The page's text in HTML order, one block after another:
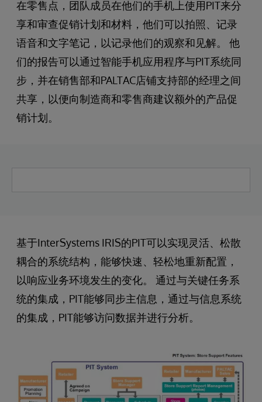
在零售点，团队成员在他们的手机上使用PIT来分
享和审查促销计划和材料，他们可以拍照、记录
语音和文字笔记，以记录他们的观察和见解。 他
们的报告可以通过智能手机应用程序与PIT系统同
步，并在销售部和PALTAC店铺支持部的经理之间
共享，以便向制造商和零售商建议额外的产品促
销计划。
基于InterSystems IRIS的PIT可以实现灵活、松散
耦合的系统结构，能够快速、轻松地重新配置，
以响应业务环境发生的变化。 通过与关键任务系
统的集成，PIT能够同步主信息，通过与信息系统
的集成，PIT能够访问数据并进行分析。